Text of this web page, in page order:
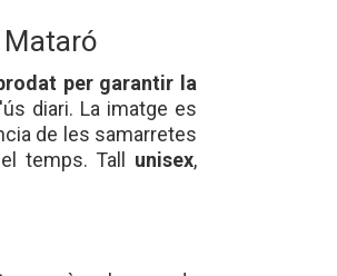
Mataró
per garantir la
diari. La imatge es
de les samarretes
temps. Tall unisex,